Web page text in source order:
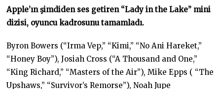
.
2
0
2
Apple’ın şimdiden ses getiren “Lady in the Lake” mini
dizisi, oyuncu kadrosunu tamamladı.
Byron Bowers (“Irma Vep,” “Kimi,” “No Ani Hareket,”
“Honey Boy”), Josiah Cross (“A Thousand and One,”
“King Richard,” “Masters of the Air”), Mike Epps ( “The
Upshaws,” “Survivor’s Remorse”), Noah Jupe